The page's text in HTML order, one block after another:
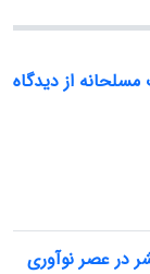
از دیدگاه
در عصر نوآوری